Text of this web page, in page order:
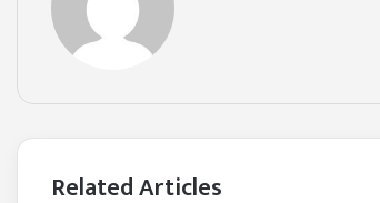
Related Articles